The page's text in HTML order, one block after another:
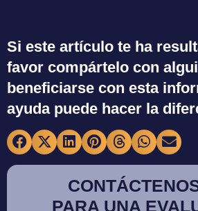
Si este artículo te ha
favor compártelo con
beneficiarse con esta
ayuda puede hacer la
PARA UNA